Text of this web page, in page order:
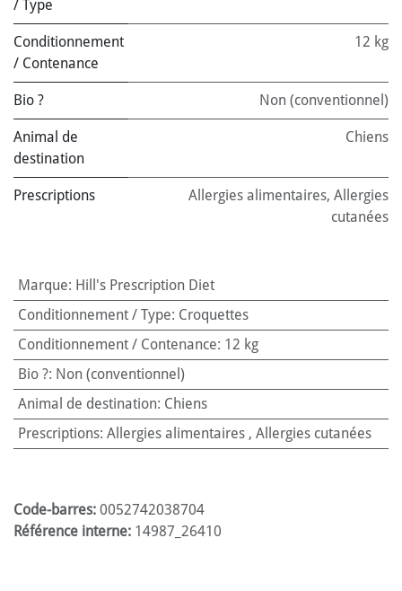
/ Type
Conditionnement
/ Contenance
12 kg
Bio ? Non (conventionnel)
Animal de
destination
Chiens
Prescriptions Allergies alimentaires, Allergies
cutanées
Marque: Hill's Prescription Diet
Conditionnement / Type: Croquettes
Conditionnement / Contenance: 12 kg
Bio ?: Non (conventionnel)
Animal de destination: Chiens
Prescriptions: Allergies alimentaires, Allergies cutanées
Code-barres: 0052742038704
Référence interne: 14987_26410